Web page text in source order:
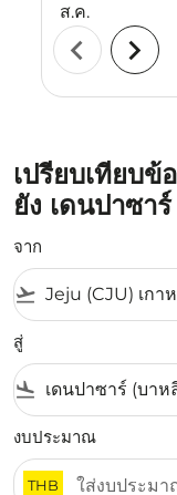
ส.ค.
chevron_left chevron_right
เปรียบเทียบข้
ยัง เดนปาซา
จาก
flight_takeoff
สู่
flight_land
งบประมาณ
THB